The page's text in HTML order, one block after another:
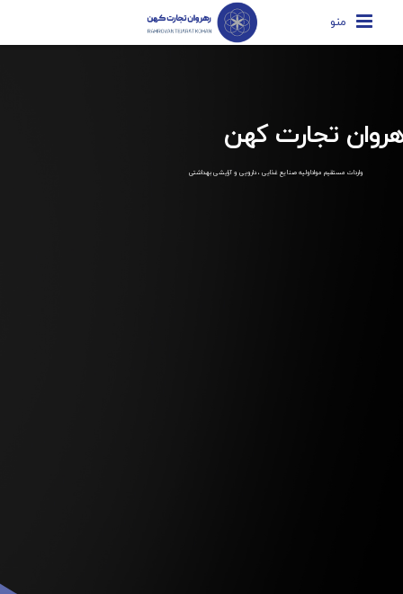
منو
تجارت کهن
واردات مستقیم مواداولیه صنایع غذایی ، دارویی و آرایشی بهداشتی